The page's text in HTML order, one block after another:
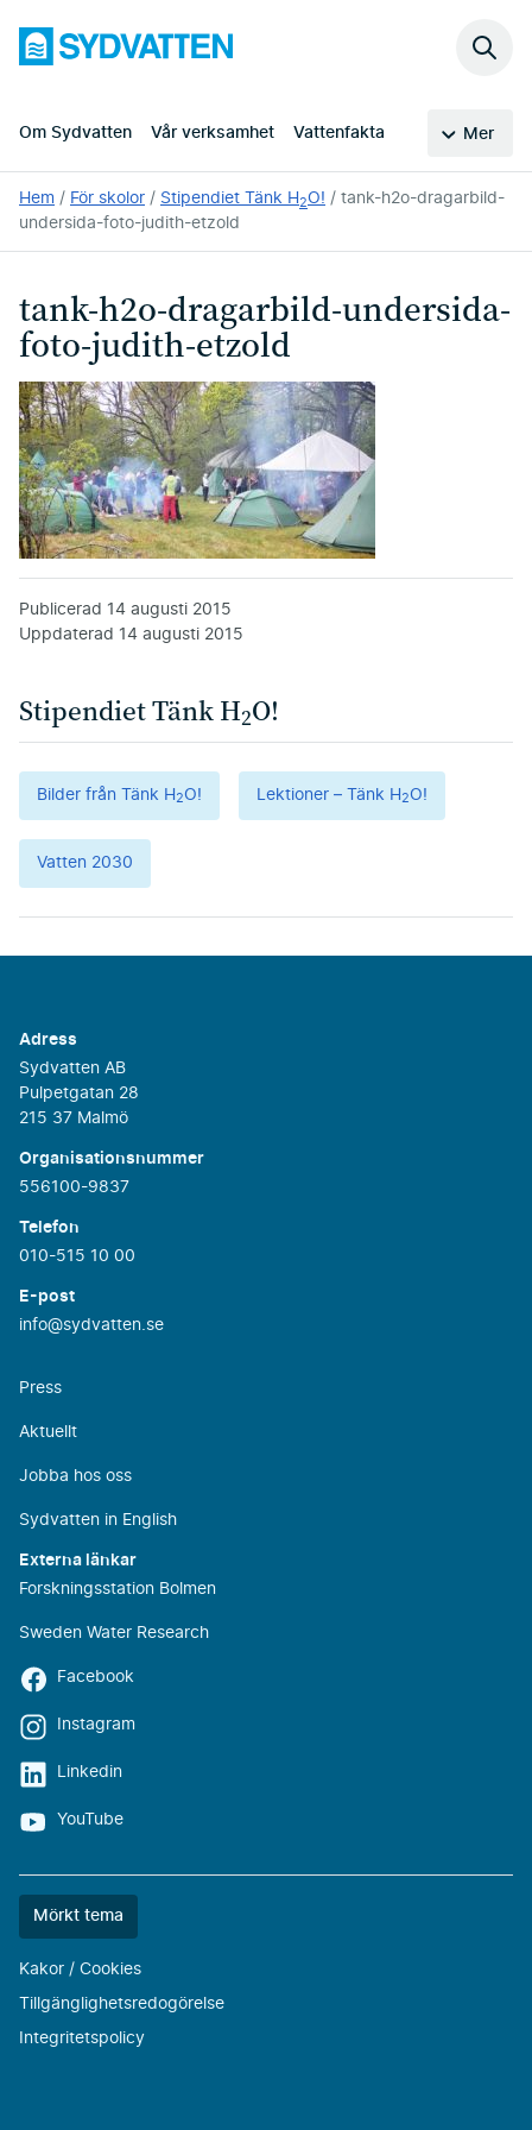
huvudinnehållet
Sydvatten
Om Sydvatten Vår verksamhet Vattenfakta Mer
Sök
Du
är
här:
Hem För skolor Stipendiet Tänk H 2O!
tank-h2o-dragarbild-
undersida-foto-judith-etzold
tank-h2o-dragarbild-undersida-
foto-judith-etzold
Publicerad 14 augusti 2015
Uppdaterad 14 augusti 2015
Stipendiet Tänk H2O!
Bilder från Tänk H 2O! Lektioner – Tänk H 2O!
Vatten 2030
Adress
Sydvatten AB
Pulpetgatan 28
215 37 Malmö
Organisationsnummer
556100-9837
Telefon
010-515 10 00
E-post
info@sydvatten.se
Press
Aktuellt
Jobba hos oss
Sydvatten in English
Externa länkar
Forskningsstation Bolmen
Sweden Water Research
Facebook
Instagram
Linkedin
YouTube
Färgtemat
Mörkt tema
Kakor / Cookies
Tillgänglighetsredogörelse
Integritetspolicy